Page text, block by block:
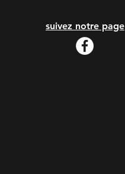
suivez notre page